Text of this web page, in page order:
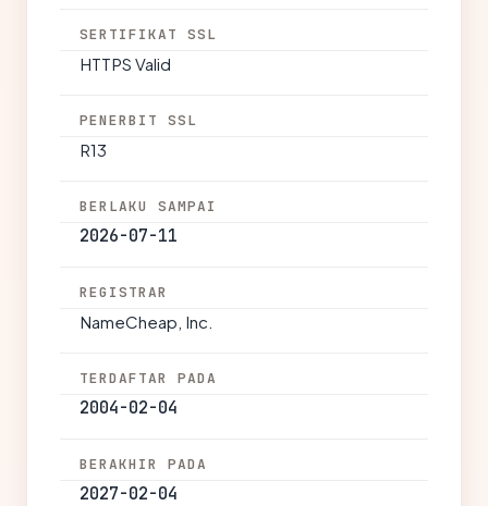
SERTIFIKAT SSL
HTTPS Valid
PENERBIT SSL
R13
BERLAKU SAMPAI
2026-07-11
REGISTRAR
NameCheap, Inc.
TERDAFTAR PADA
2004-02-04
BERAKHIR PADA
2027-02-04